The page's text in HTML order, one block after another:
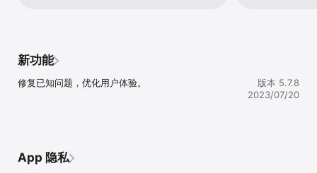
新功能
修复已知问题，优化用户体验。
版本 5.7.8
2023/07/20
App 隐私